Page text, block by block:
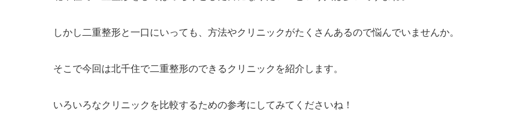
しかし二重整形と一口にいっても、方法やクリニックがたくさんあるので悩んでいませんか。
そこで今回は北千住で二重整形のできるクリニックを紹介します。
いろいろなクリニックを比較するための参考にしてみてくださいね！